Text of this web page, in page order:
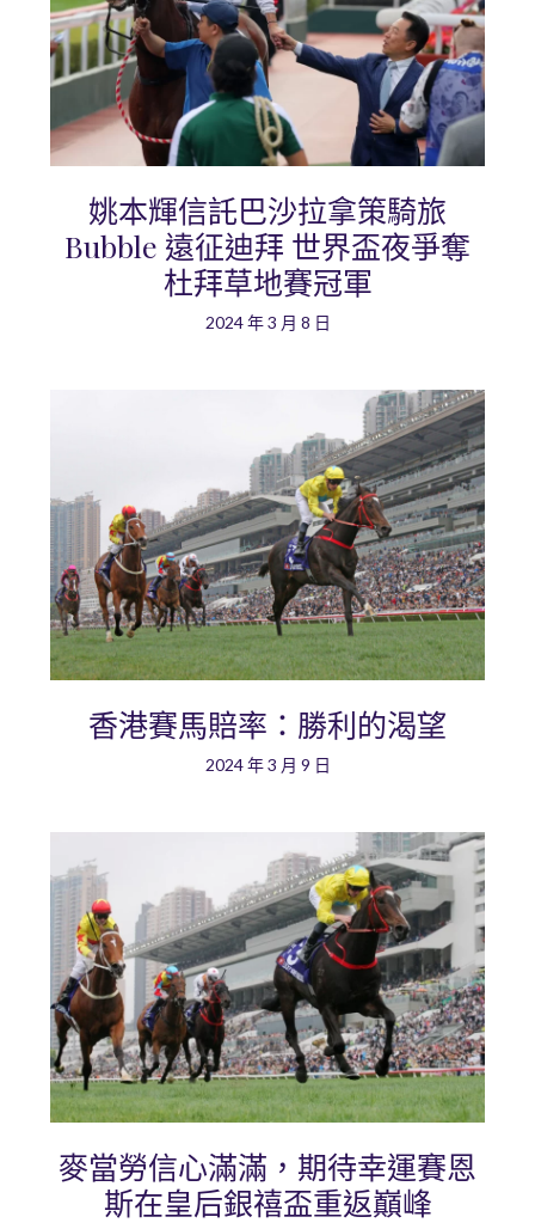
姚本輝信託巴沙拉拿策騎旅
Bubble 遠征迪拜 世界盃夜爭奪
杜拜草地賽冠軍
2024 年 3 月 8 日
香港賽馬賠率：勝利的渴望
2024 年 3 月 9 日
麥當勞信心滿滿，期待幸運賽恩
斯在皇后銀禧盃重返巔峰